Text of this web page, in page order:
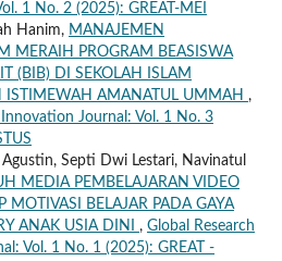
1 No. 2 (2025): GREAT-MEI
Hanim, MANAJEMEN
MERAIH PROGRAM BEASISWA
(BIB) DI SEKOLAH ISLAM
ISTIMEWAH AMANATUL UMMAH ,
Journal: Vol. 1 No. 3
Septi Dwi Lestari, Navinatul
MEDIA PEMBELAJARAN VIDEO
MOTIVASI BELAJAR PADA GAYA
ANAK USIA DINI , Global Research
Vol. 1 No. 1 (2025): GREAT -